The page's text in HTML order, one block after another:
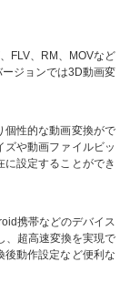
FLV、RM、MOVなど
ジョンでは3D動画変
個性的な動画変換がで
ズや動画ファイルビッ
に設定することができ
携帯などのデバイス
、超高速変換を実現で
後動作設定など便利な